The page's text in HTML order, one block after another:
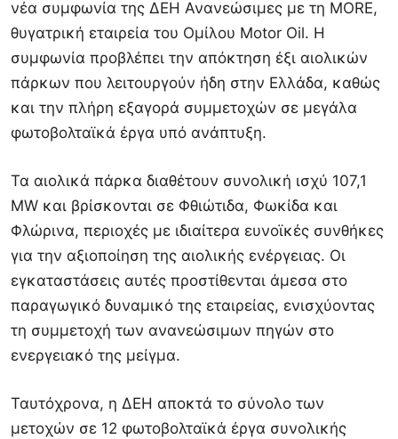
νέα συμφωνία της ΔΕΗ Ανανεώσιμες με τη MORE,
θυγατρική εταιρεία του Ομίλου Motor Oil. Η
συμφωνία προβλέπει την απόκτηση έξι αιολικών
πάρκων που λειτουργούν ήδη στην Ελλάδα, καθώς
και την πλήρη εξαγορά συμμετοχών σε μεγάλα
φωτοβολταϊκά έργα υπό ανάπτυξη.
Τα αιολικά πάρκα διαθέτουν συνολική ισχύ 107,1
MW και βρίσκονται σε Φθιώτιδα, Φωκίδα και
Φλώρινα, περιοχές με ιδιαίτερα ευνοϊκές συνθήκες
για την αξιοποίηση της αιολικής ενέργειας. Οι
εγκαταστάσεις αυτές προστίθενται άμεσα στο
παραγωγικό δυναμικό της εταιρείας, ενισχύοντας
τη συμμετοχή των ανανεώσιμων πηγών στο
ενεργειακό της μείγμα.
Ταυτόχρονα, η ΔΕΗ αποκτά το σύνολο των
μετοχών σε 12 φωτοβολταϊκά έργα συνολικής